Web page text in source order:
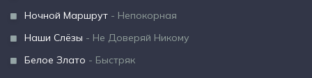
Ночной Маршрут - Непокорная
Наши Слёзы - Не Доверяй Никому
Белое Злато - Быстряк